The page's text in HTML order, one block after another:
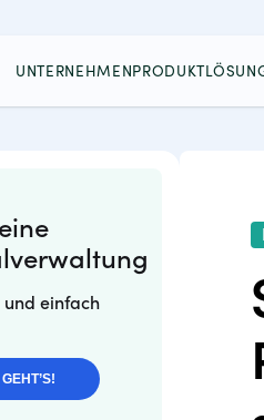
UNTERNEHMENPRODUKT
einfach